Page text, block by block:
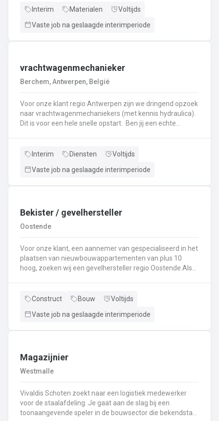
eindafwerking.Frezen, boren, en zagen in de
klaar zijn voor gebruik.Opruimen van de werkplaats en
Interim Materialen
Voltijds
Vaste job na geslaagde interimperiode
vrachtwagenmechanieker
Berchem, Antwerpen, België
Voor onze klant regio Antwerpen zijn we dringend opzoek
naar vrachtwagenmechaniekers (met kennis hydraulica).
Dit is voor een hele snelle opstart. Ben jij een echte
Dan ben jij de persoon die wij zoeken!
Interim Diensten
Voltijds
Vaste job na geslaagde interimperiode
Bekister / gevelhersteller
Oostende
Voor onze klant, een aannemer van gespecialiseerd in het
plaatsen van nieuwbouwappartementen van plus 10
hoog, zoeken wij een gevelhersteller regio Oostende.Als
collegas. Je zal voornamelijk ingezet worden voor:
gevel;Opnieuw voegen van bakstenen;Renovatie van
wapening en voorzien van een beschermlaag;Herstellen
2de natuur en heeft weinig geheimen voor jou. Je weet de
aanpakken. Dan is dit zeker de job voor jou!
Construct Bouw
Voltijds
Vaste job na geslaagde interimperiode
Magazijnier
Westmalle
Vivaldis Schoten zoekt naar een logistiek medewerker
voor de staalafdeling. Je gaat aan de slag bij een
toonaangevende speler in de bouwsector die bekendstaat